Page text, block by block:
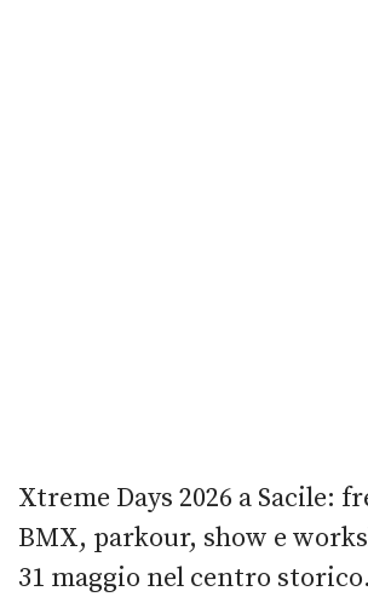
Xtreme Days 2026 a Sacile:
BMX, parkour, show e
31 maggio nel centro storico.